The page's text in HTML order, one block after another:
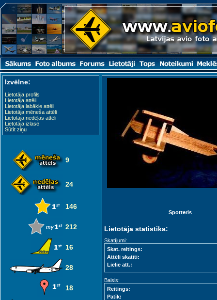
Izvēlne:
Lietotāja profils
Lietotāja attēli
Lietotāja labākie attēli
Lietotāja mēneša attēli
Lietotāja nedēļas attēli
Lietotāja izlase
Sūtīt ziņu
9
24
146
212
16
28
18
Spotteris
Lietotāja statistika:
Skatījumi:
Skat. reitings:
Attēli skatīti:
Lielie att.:
Balsis:
Reitings:
Patīk: